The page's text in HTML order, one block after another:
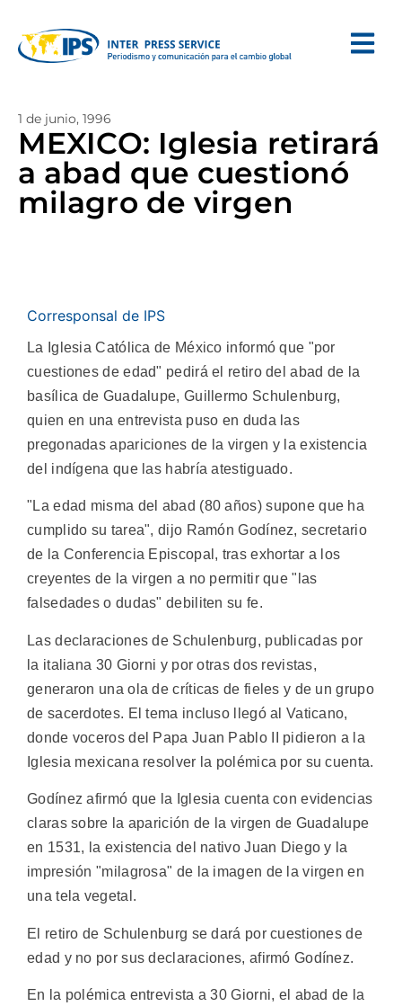
1 de junio, 1996
MEXICO: Iglesia retirará
a abad que cuestionó
milagro de virgen
Corresponsal de IPS
La Iglesia Católica de México informó que "por
cuestiones de edad" pedirá el retiro del abad de la
basílica de Guadalupe, Guillermo Schulenburg,
quien en una entrevista puso en duda las
pregonadas apariciones de la virgen y la existencia
del indígena que las habría atestiguado.
"La edad misma del abad (80 años) supone que ha
cumplido su tarea", dijo Ramón Godínez, secretario
de la Conferencia Episcopal, tras exhortar a los
creyentes de la virgen a no permitir que "las
falsedades o dudas" debiliten su fe.
Las declaraciones de Schulenburg, publicadas por
la italiana 30 Giorni y por otras dos revistas,
generaron una ola de críticas de fieles y de un grupo
de sacerdotes. El tema incluso llegó al Vaticano,
donde voceros del Papa Juan Pablo II pidieron a la
Iglesia mexicana resolver la polémica por su cuenta.
Godínez afirmó que la Iglesia cuenta con evidencias
claras sobre la aparición de la virgen de Guadalupe
en 1531, la existencia del nativo Juan Diego y la
impresión "milagrosa" de la imagen de la virgen en
una tela vegetal.
El retiro de Schulenburg se dará por cuestiones de
edad y no por sus declaraciones, afirmó Godínez.
En la polémica entrevista a 30 Giorni, el abad de la